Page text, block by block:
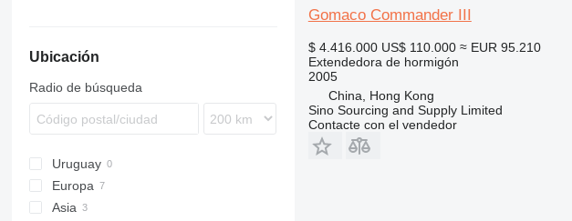
Ubicación
Radio de búsqueda
Uruguay
Europa
Asia
Gomaco Commander III
$ 4.416.000 US$ 110.000 ≈ EUR 95.210
Extendedora de hormigón
2005
China, Hong Kong
Sino Sourcing and Supply Limited
Contacte con el vendedor